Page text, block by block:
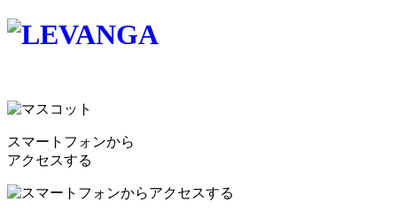
スマートフォンから
アクセスする